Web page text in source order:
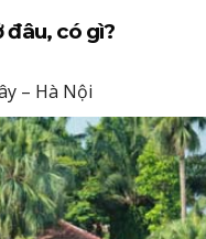
đâu, có gì?
– Hà Nội